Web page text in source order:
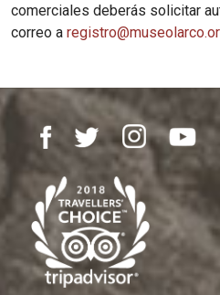
comerciales deberás solicitar
correo a